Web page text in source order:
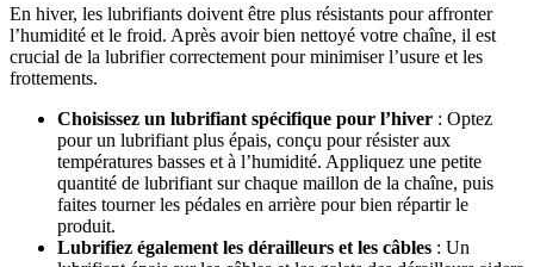
En hiver, les lubrifiants doivent être plus résistants pour affronter
l’humidité et le froid. Après avoir bien nettoyé votre chaîne, il est
crucial de la lubrifier correctement pour minimiser l’usure et les
frottements.
Choisissez un lubrifiant spécifique pour l’hiver : Optez
pour un lubrifiant plus épais, conçu pour résister aux
températures basses et à l’humidité. Appliquez une petite
quantité de lubrifiant sur chaque maillon de la chaîne, puis
faites tourner les pédales en arrière pour bien répartir le
produit.
Lubrifiez également les dérailleurs et les câbles : Un